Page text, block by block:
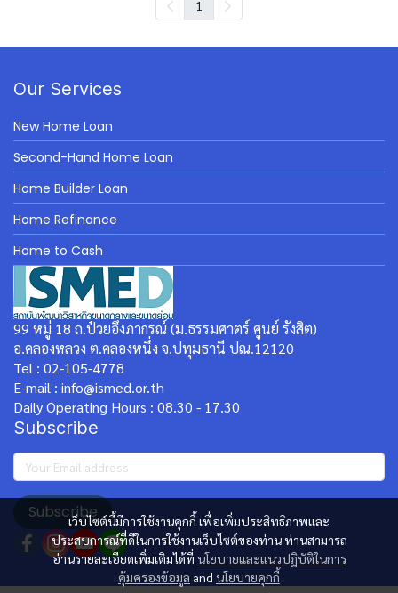
1
เว็บไซต์นี้มีการใช้งานคุกกี้ เพื่อเพิ่มประสิทธิภาพและ
ประสบการณ์ที่ดีในการใช้งานเว็บไซต์ของท่าน ท่านสามารถ
อ่านรายละเอียดเพิ่มเติมได้ที่ นโยบายและแนวปฏิบัติในการ
คุ้มครองข้อมูล and นโยบายคุกกี้
Our Services
New Home Loan
Second-Hand Home Loan
Home Builder Loan
Home Refinance
Home to Cash
99 หมู่ 18 ถ.ป๋วยอึ๊งภากรณ์ (ม.ธรรมศาตร์ ศูนย์ รังสิต)
อ.คลองหลวง ต.คลองหนึ่ง จ.ปทุมธานี ปณ.12120
Tel : 02-105-4778
E-mail : info@ismed.or.th
Daily Operating Hours : 08.30 - 17.30
Subscribe
Subscribe